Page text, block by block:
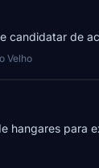
candidatar de
Velho
hangares para